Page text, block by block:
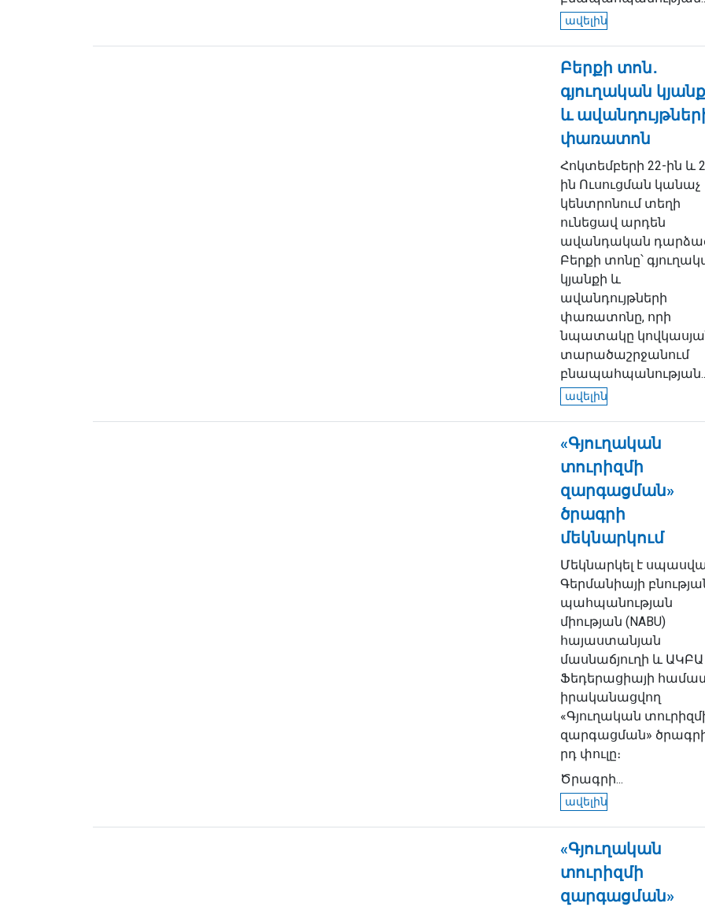
ավելին
Բերքի տոն․
գյուղական
և
փառատոն
Հոկտեմբերի 22-ին և
ին Ուսուցման կանաչ
կենտրոնում տեղի
ունեցավ արդեն
ավանդական
Բերքի տոնը՝
կյանքի և
ավանդույթների
փառատոնը, որի
նպատակը
տարածաշրջանում
ավելին
«Գյուղական
տուրիզմի
զարգացման»
ծրագրի
մեկնարկում
Մեկնարկել է
Գերմանիայի
պահպանության
միության (NABU)
հայաստանյան
մասնաճյուղի և ԱԿԲԱ
Ֆեդերացիայի
իրականացվող
«Գյուղական
զարգացման»
րդ փուլը։
Ծրագրի...
ավելին
«Գյուղական
տուրիզմի
զարգացման»